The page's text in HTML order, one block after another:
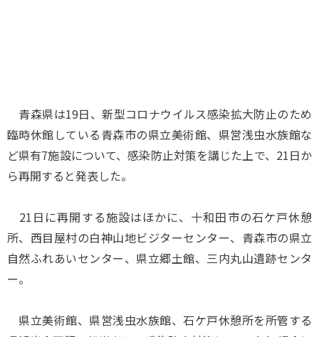
青森県は19日、新型コロナウイルス感染拡大防止のため
臨時休館している青森市の県立美術館、県営浅虫水族館な
ど県有7施設について、感染防止対策を講じた上で、21日か
ら再開すると発表した。
21日に再開する施設はほかに、十和田市の石ケ戸休憩
所、西目屋村の白神山地ビジターセンター、青森市の県立
自然ふれあいセンター、県立郷土館、三内丸山遺跡センタ
ー。
県立美術館、県営浅虫水族館、石ケ戸休憩所を所管する